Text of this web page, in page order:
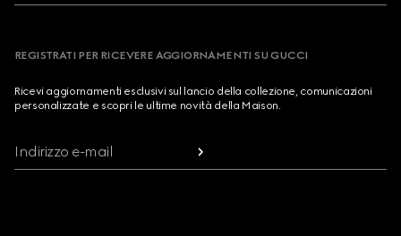
REGISTRATI PER RICEVERE AGGIORNAMENTI SU GUCCI
Ricevi aggiornamenti esclusivi sul lancio della collezione, comunicazioni
personalizzate e scopri le ultime novità della Maison.
Indirizzo e-mail